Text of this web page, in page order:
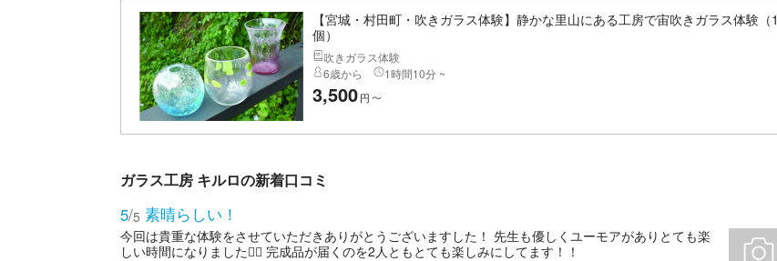
【宮城・村田町・吹きガラス体験】静かな里山にある工房で宙吹きガラス体験（1
個）
吹きガラス体験
6歳から
1時間10分 ~
3,500円 〜
ガラス工房 キルロの新着口コミ
5/5 素晴らしい！
今回は貴重な体験をさせていただきありがとうございますした！ 先生も優しくユーモアがありとても楽
しい時間になりました🙂‍↕️ 完成品が届くのを2人ともとても楽しみにしてます！！